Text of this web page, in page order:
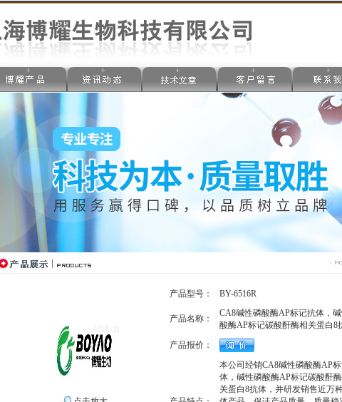
产品型号： BY-6516R
产品名称：
CA8碱性磷酸酶AP标记抗体，
酸酶AP标记碳酸酐酶相关蛋白8
产品报价：
本公司经销CA8碱性磷酸酶AP
体，碱性磷酸酶AP标记碳酸酐
关蛋白8抗体，并研发销售近万